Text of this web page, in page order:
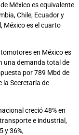
México es equivalente
Chile, Ecuador y
México es el cuarto
en México es
una demanda total de
por 789 Mbd de
la Secretaría de
creció 48% en
e industrial,
y 36%,